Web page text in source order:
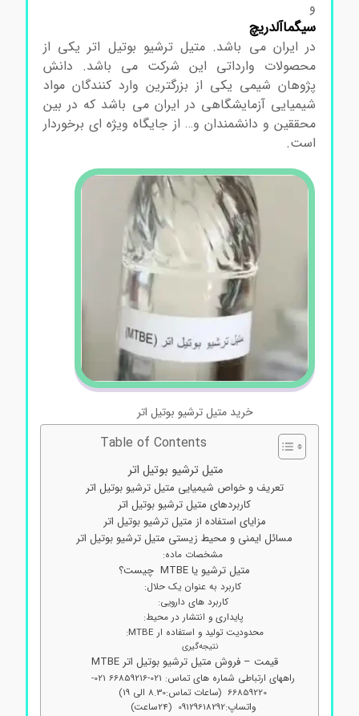
سیگماآلدریچ
در ایران می باشد. متیل ترشیو بوتیل اتر یکی از
محصولات وارداتی این شرکت می باشد. دانش
پژوهان شیمی یکی از بزرگترین وارد کنندگان مواد
شیمیایی آزمایشگاهی در ایران می باشد که در بین
محققین و دانشمندان و… از جایگاه ویژه ای برخوردار
است.خرید متیل ترشیو بوتیل اتر
خرید متیل ترشیو بوتیل اتر
Table of Contents
متیل ترشیو بوتیل اتر
تعریف و خواص شیمیایی متیل ترشیو بوتیل اتر
کاربردهای متیل ترشیو بوتیل اتر
مزایای استفاده از متیل ترشیو بوتیل اتر
مسائل ایمنی و محیط زیستی متیل ترشیو بوتیل اتر
مشخصات ماده:
متیل ترشیو یا MTBE چیست؟
کاربرد به عنوان یک حلال:
کاربرد های دارویی:
پایداری و انتشار در محیط:
محدودیت تولید و استفاده ار MTBE:
نتیجه‌گیری
قیمت – فروش متیل ترشیو بوتیل اتر MTBE
راههای ارتباطی شماره های تماس: 021-66859216 021-
66859220 (ساعات تماس:8.30 الی 19)
واتساپ:09129618292 (24ساعت)